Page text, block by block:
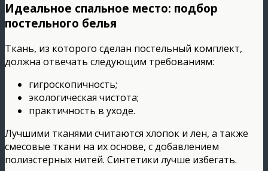
Идеальное спальное место: подбор
постельного белья
Ткань, из которого сделан постельный комплект,
должна отвечать следующим требованиям:
гигроскопичность;
экологическая чистота;
практичность в уходе.
Лучшими тканями считаются хлопок и лен, а также
смесовые ткани на их основе, с добавлением
полиэстерных нитей. Синтетики лучше избегать.